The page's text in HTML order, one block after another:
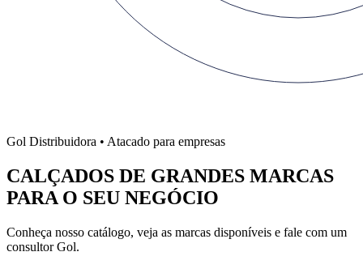
Gol Distribuidora • Atacado para empresas
CALÇADOS DE GRANDES MARCAS
PARA O SEU NEGÓCIO
Conheça nosso catálogo, veja as marcas disponíveis e fale com um
consultor Gol.